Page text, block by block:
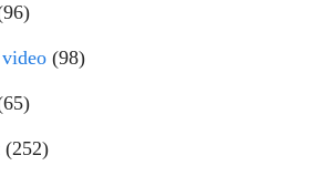
(98)
(252)